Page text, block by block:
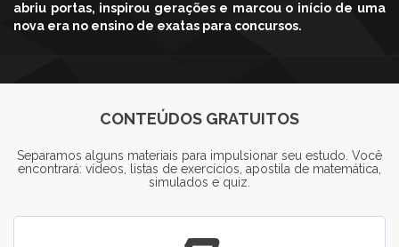
abriu portas, inspirou gerações e marcou o início de uma
nova era no ensino de exatas para concursos.
CONTEÚDOS GRATUITOS
Separamos alguns materiais para impulsionar seu estudo. Você
encontrará: vídeos, listas de exercícios, apostila de matemática,
simulados e quiz.